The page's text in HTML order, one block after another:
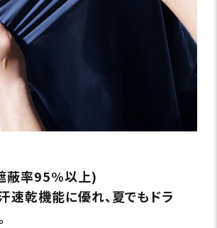
蔽率95%以上)
速乾機能に優れ、夏でもドラ